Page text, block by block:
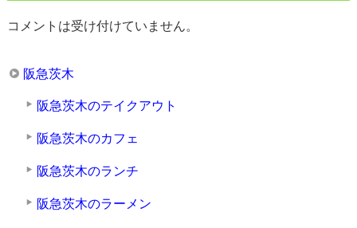
コメントは受け付けていません。
阪急茨木
阪急茨木のテイクアウト
阪急茨木のカフェ
阪急茨木のランチ
阪急茨木のラーメン